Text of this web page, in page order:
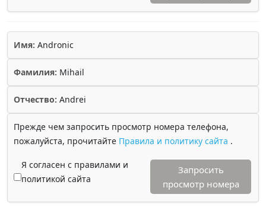
Имя: Andronic
Фамилия: Mihail
Отчество: Andrei
Прежде чем запросить просмотр номера телефона,
пожалуйста, прочитайте Правила и политику сайта .
Я согласен с правилами и
политикой сайта
Запросить
просмотр номера